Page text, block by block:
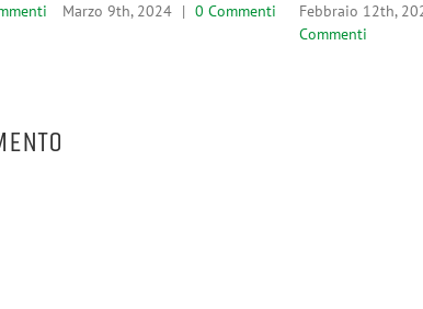
Marzo 9th, 2024 | 0 Commenti Febbraio 12th,
Commenti